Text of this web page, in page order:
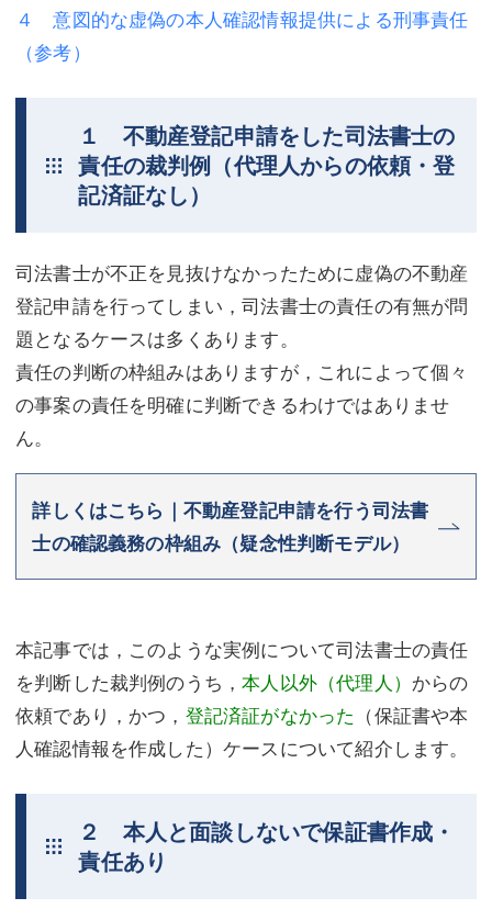
企業法務
刑事弁護
交通事故
商業登記
調査・書面作成
債務整理
マスコミ取材・実績
アクセス
東京事務所 (新宿・四谷)
埼玉事務所 (さいたま市)
労働問題（解雇，残業等）
交通事故
不動産登記
調査・書面作成
債務整理
マスコミ取材・実績
アクセス
埼玉事務所 (さいたま市)
川口事務所（埼玉県川口市）
４ 意図的な虚偽の本人確認情報提供による刑事責任
（参考）
１ 不動産登記申請をした司法書士の
責任の裁判例（代理人からの依頼・登
記済証なし）
司法書士が不正を見抜けなかったために虚偽の不動産
登記申請を行ってしまい，司法書士の責任の有無が問
題となるケースは多くあります。
責任の判断の枠組みはありますが，これによって個々
の事案の責任を明確に判断できるわけではありませ
ん。
詳しくはこちら｜不動産登記申請を行う司法書
士の確認義務の枠組み（疑念性判断モデル）
本記事では，このような実例について司法書士の責任
を判断した裁判例のうち，本人以外（代理人） からの
依頼であり，かつ， 登記済証がなかった （保証書や本
人確認情報を作成した）ケースについて紹介します。
２ 本人と面談しないで保証書作成・
責任あり